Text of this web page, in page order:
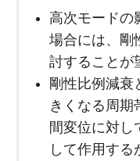
高次モードの
場合には、剛
討することが
剛性比例減衰
きくなる周期
間変位に対し
して作用する